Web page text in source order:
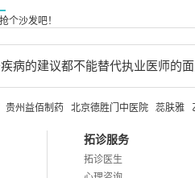
个沙发吧！
病的建议都不能替代执业医师的
贵州益佰制药 北京德胜门中医院 蕊肤雅
拓诊服务
拓诊医生